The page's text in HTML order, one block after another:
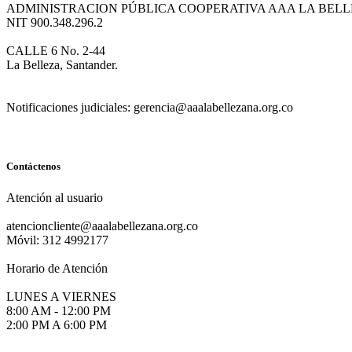
ADMINISTRACION PÚBLICA COOPERATIVA AAA LA
NIT 900.348.296.2
CALLE 6 No. 2-44
La Belleza, Santander.
Notificaciones judiciales: gerencia@aaalabellezana.org.co
Contáctenos
Atención al usuario
atencioncliente@aaalabellezana.org.co
Móvil: 312 4992177
Horario de Atención
LUNES A VIERNES
8:00 AM - 12:00 PM
2:00 PM A 6:00 PM